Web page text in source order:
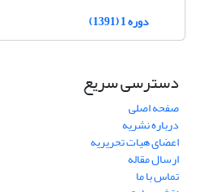
دوره 1 (1391)
دسترسی سریع
صفحه اصلی
درباره نشریه
اعضای هیات تحریریه
ارسال مقاله
تماس با ما